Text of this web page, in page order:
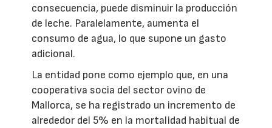
consecuencia, puede disminuir la producción
de leche. Paralelamente, aumenta el
consumo de agua, lo que supone un gasto
adicional.
La entidad pone como ejemplo que, en una
cooperativa socia del sector ovino de
Mallorca, se ha registrado un incremento de
alrededor del 5% en la mortalidad habitual de